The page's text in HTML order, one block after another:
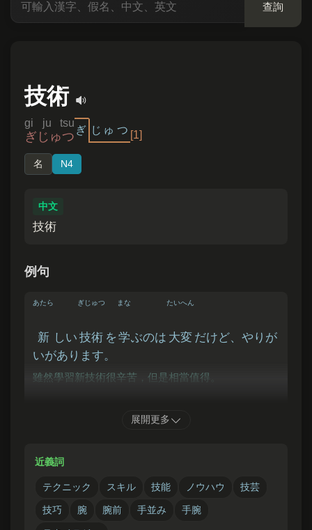
查詢
技術
gi ju tsu
ぎじゅつ ぎ じゅ つ [1]
名 N4
中文
技術
例句
新
あたら
しい 技術
ぎじゅつ
を学
まな
ぶのは 大変
たいへん
だけど、やりが
いがあります。
雖然學習新技術很辛苦，但是相當值得。
す。
他是一位擁有高超技術的工程師。
展開更多
近義詞
テクニック スキル 技能 ノウハウ 技芸
技巧 腕 腕前 手並み 手腕